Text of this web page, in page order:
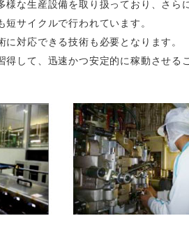
な生産設備を取り扱っており、さら
サイクルで行われています。
対応できる技術も必要となります。
して、迅速かつ安定的に稼動させる